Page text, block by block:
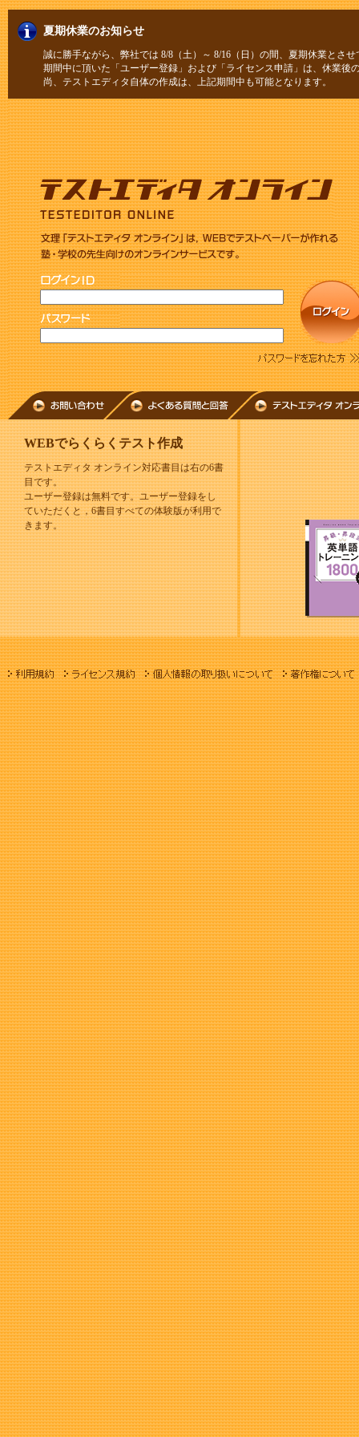
夏期休業のお知らせ
誠に勝手ながら、弊社では 8/8（土）～ 8/16（日）の間、夏期休業とさ
期間中に頂いた「ユーザー登録」および「ライセンス申請」は、休業後
尚、テストエディタ自体の作成は、上記期間中も可能となります。
WEBでらくらくテスト作成
テストエディタ オンライン対応書目は右の6書
目です。
ユーザー登録は無料です。ユーザー登録をし
ていただくと，6書目すべての体験版が利用で
きます。